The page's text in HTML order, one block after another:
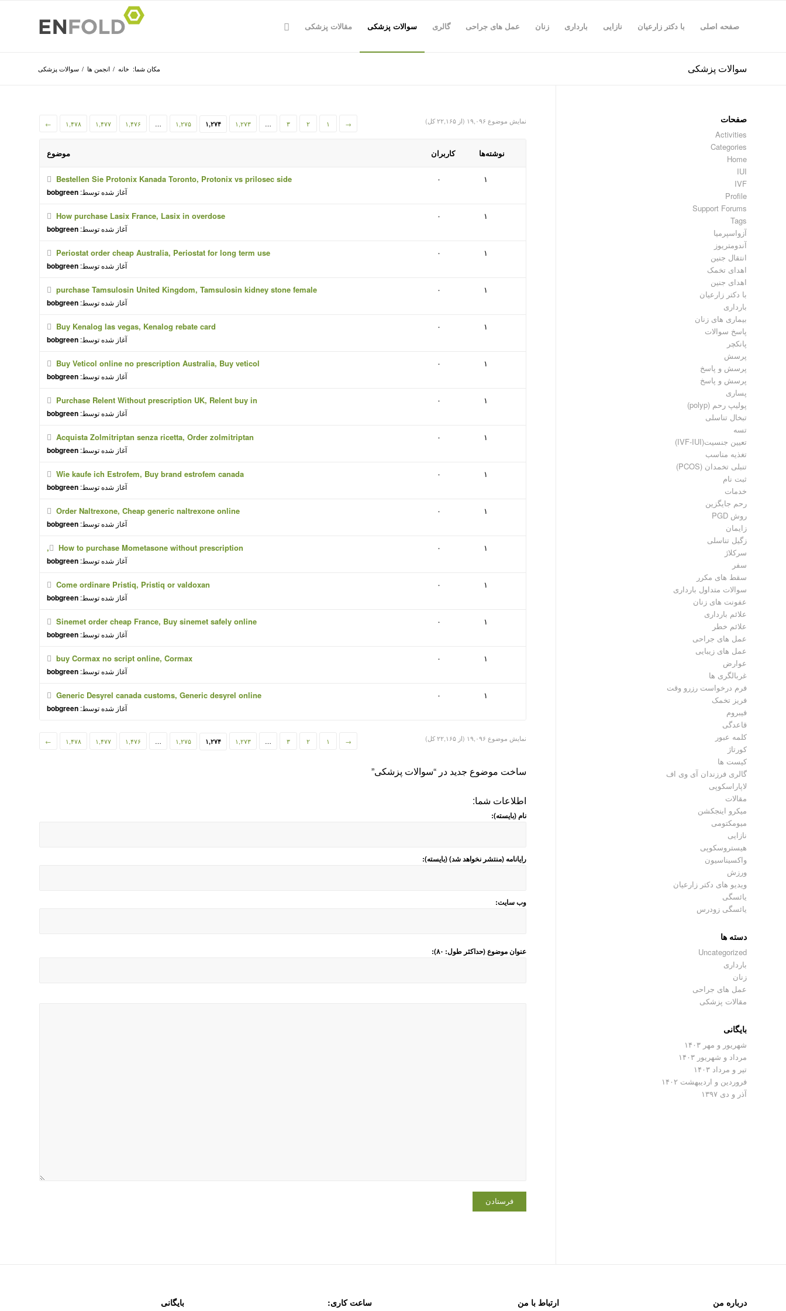
صفحه اصلی با دکتر زارعیان نازایی بارداری زنان عمل های جراحی گالری سوالات پزشکی مقالات پزشکی
سوالات پزشکی مکان شما: خانه / انجمن ها / سوالات پزشکی
نمایش موضوع ۱۹,۰۹۶ (از ۲۲,۱۶۵ کل) → ۱ ۲ ۳ … ۱,۲۷۳ ۱,۲۷۴ ۱,۲۷۵ … ۱,۴۷۶ ۱,۴۷۷ ۱,۴۷۸ ←
موضوع کاربران نوشته‌ها
Bestellen Sie Protonix Kanada Toronto, Protonix vs prilosec side
آغاز شده توسط: bobgreen
۰ ۱
How purchase Lasix France, Lasix in overdose
آغاز شده توسط: bobgreen
۰ ۱
Periostat order cheap Australia, Periostat for long term use
آغاز شده توسط: bobgreen
۰ ۱
purchase Tamsulosin United Kingdom, Tamsulosin kidney stone female
آغاز شده توسط: bobgreen
۰ ۱
Buy Kenalog las vegas, Kenalog rebate card
آغاز شده توسط: bobgreen
۰ ۱
Buy Veticol online no prescription Australia, Buy veticol
آغاز شده توسط: bobgreen
۰ ۱
Purchase Relent Without prescription UK, Relent buy in
آغاز شده توسط: bobgreen
۰ ۱
Acquista Zolmitriptan senza ricetta, Order zolmitriptan
آغاز شده توسط: bobgreen
۰ ۱
Wie kaufe ich Estrofem, Buy brand estrofem canada
آغاز شده توسط: bobgreen
۰ ۱
Order Naltrexone, Cheap generic naltrexone online
آغاز شده توسط: bobgreen
۰ ۱
How to purchase Mometasone without prescription,
آغاز شده توسط: bobgreen
۰ ۱
Come ordinare Pristiq, Pristiq or valdoxan
آغاز شده توسط: bobgreen
۰ ۱
Sinemet order cheap France, Buy sinemet safely online
آغاز شده توسط: bobgreen
۰ ۱
buy Cormax no script online, Cormax
آغاز شده توسط: bobgreen
۰ ۱
Generic Desyrel canada customs, Generic desyrel online
آغاز شده توسط: bobgreen
۰ ۱
نمایش موضوع ۱۹,۰۹۶ (از ۲۲,۱۶۵ کل) → ۱ ۲ ۳ … ۱,۲۷۳ ۱,۲۷۴ ۱,۲۷۵ … ۱,۴۷۶ ۱,۴۷۷ ۱,۴۷۸ ←
ساخت موضوع جدید در “سوالات پزشکی”
اطلاعات شما:
نام (بایسته):
رایانامه (منتشر نخواهد شد) (بایسته):
وب سایت:
عنوان موضوع (حداکثر طول: ۸۰):
فرستادن
صفحات
Activities
Categories
Home
IUI
IVF
Profile
Support Forums
Tags
آزواسپرمیا
آندومتریوز
انتقال جنین
اهدای تخمک
اهدای جنین
با دکتر زارعیان
بارداری
بیماری های زنان
پاسخ سوالات
پانکچر
پرسش
پرسش و پاسخ
پرسش و پاسخ
پساری
پولیپ رحم (polyp)
تبخال تناسلی
تسه
تعیین جنسیت(IVF-IUI)
تغذیه مناسب
تنبلی تخمدان (PCOS)
ثبت نام
خدمات
رحم جایگزین
روش PGD
زایمان
زگیل تناسلی
سرکلاژ
سفر
سقط های مکرر
سوالات متداول بارداری
عفونت های زنان
علائم بارداری
علائم خطر
عمل های جراحی
عمل های زیبایی
عوارض
غربالگری ها
فرم درخواست رزرو وقت
فریز تخمک
فیبروم
قاعدگی
کلمه عبور
کورتاژ
کیست ها
گالری فرزندان آی وی اف
لاپاراسکوپی
مقالات
میکرو اینجکشن
میومکتومی
نازایی
هیستروسکوپی
واکسیناسیون
ورزش
ویدیو های دکتر زارعیان
یائسگی
یائسگی زودرس
دسته ها
Uncategorized
بارداری
زنان
عمل های جراحی
مقالات پزشکی
بایگانی
شهریور و مهر ۱۴۰۳
مرداد و شهریور ۱۴۰۳
تیر و مرداد ۱۴۰۳
فروردین و اردیبهشت ۱۴۰۲
آذر و دی ۱۳۹۷
درباره من ارتباط با من ساعت کاری: بایگانی